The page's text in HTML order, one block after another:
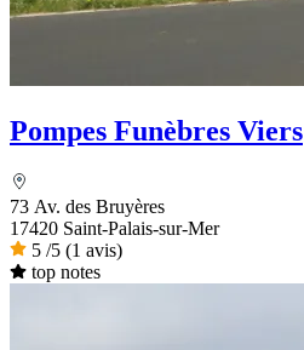
Pompes Funèbres Viers
73 Av. des Bruyères
17420 Saint-Palais-sur-Mer
5 /5 (1 avis)
top notes